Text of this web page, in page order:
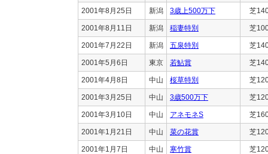
2001年8月25日 新潟 3歳上500万下 芝
2001年8月11日 新潟 稲妻特別 芝
2001年7月22日 新潟 五泉特別 芝
2001年5月6日 東京 若鮎賞 芝
2001年4月8日 中山 桜草特別 芝
2001年3月25日 中山 3歳500万下 芝
2001年3月10日 中山 アネモネS 芝
2001年1月21日 中山 菜の花賞 芝
2001年1月7日 中山 寒竹賞 芝